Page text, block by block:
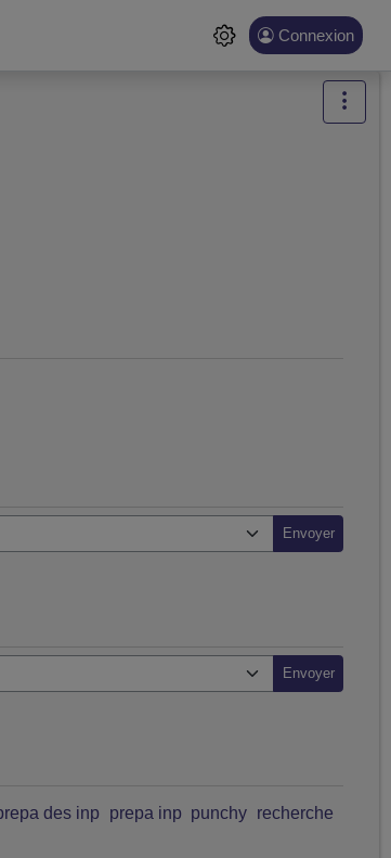
Connexion
des inp prepa inp punchy recherche